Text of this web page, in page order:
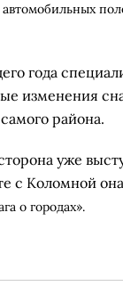
года
изменения
района.
уже
с Коломной
о городах».